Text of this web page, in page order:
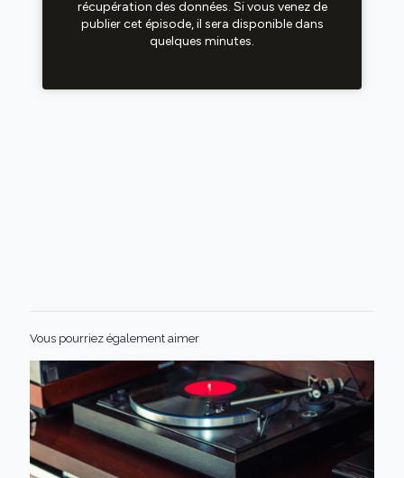
Vous pourriez également aimer